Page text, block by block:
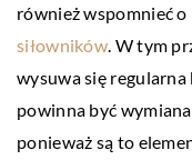
również wspomnieć
siłowników . W tym
wysuwa się
powinna być
ponieważ są to